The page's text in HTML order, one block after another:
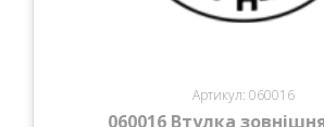
Артикул: 060016
060016 Втулка